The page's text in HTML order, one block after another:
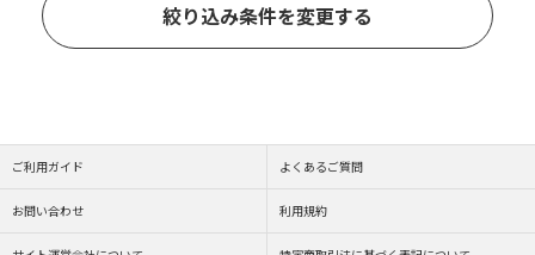
絞り込み条件を変更する
ご利用ガイド よくあるご質問
お問い合わせ 利用規約